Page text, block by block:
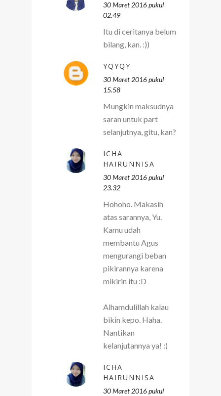
30 Maret 2016 pukul
02.49
Itu di ceritanya belum
bilang, kan. :))
YQYQY
30 Maret 2016 pukul
15.58
Mungkin maksudnya
saran untuk part
selanjutnya, gitu, kan?
ICHA
HAIRUNNISA
30 Maret 2016 pukul
23.32
Hohoho. Makasih
atas sarannya, Yu.
Kamu udah
membantu Agus
mengurangi beban
pikirannya karena
mikirin itu :D
Alhamdulillah kalau
bikin kepo. Haha.
Nantikan
kelanjutannya ya! :)
ICHA
HAIRUNNISA
30 Maret 2016 pukul